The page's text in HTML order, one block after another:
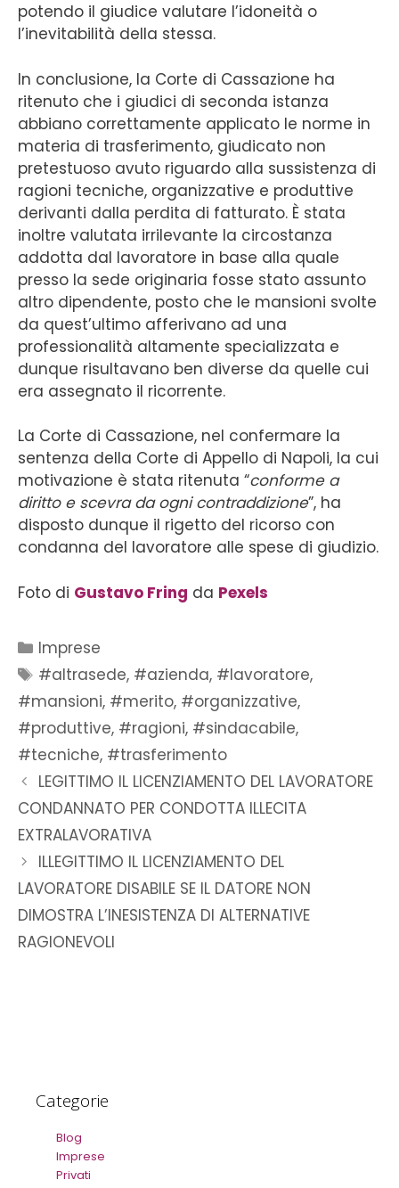
potendo il giudice valutare l’idoneità o
l’inevitabilità della stessa.
In conclusione, la Corte di Cassazione ha
ritenuto che i giudici di seconda istanza
abbiano correttamente applicato le norme in
materia di trasferimento, giudicato non
pretestuoso avuto riguardo alla sussistenza di
ragioni tecniche, organizzative e produttive
derivanti dalla perdita di fatturato. È stata
inoltre valutata irrilevante la circostanza
addotta dal lavoratore in base alla quale
presso la sede originaria fosse stato assunto
altro dipendente, posto che le mansioni svolte
da quest’ultimo afferivano ad una
professionalità altamente specializzata e
dunque risultavano ben diverse da quelle cui
era assegnato il ricorrente.
La Corte di Cassazione, nel confermare la
sentenza della Corte di Appello di Napoli, la cui
motivazione è stata ritenuta “conforme a
diritto e scevra da ogni contraddizione”, ha
disposto dunque il rigetto del ricorso con
condanna del lavoratore alle spese di giudizio.
Foto di Gustavo Fring da Pexels
Imprese
#altrasede, #azienda, #lavoratore,
#mansioni, #merito, #organizzative,
#produttive, #ragioni, #sindacabile,
#tecniche, #trasferimento
LEGITTIMO IL LICENZIAMENTO DEL LAVORATORE
CONDANNATO PER CONDOTTA ILLECITA
EXTRALAVORATIVA
ILLEGITTIMO IL LICENZIAMENTO DEL
LAVORATORE DISABILE SE IL DATORE NON
DIMOSTRA L’INESISTENZA DI ALTERNATIVE
RAGIONEVOLI
Categorie
Blog
Imprese
Privati